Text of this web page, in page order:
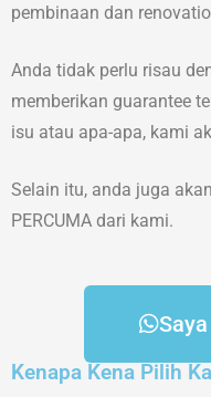
pembinaan dan
Anda tidak perlu risau
memberikan guarantee
isu atau apa-apa, kami
Selain itu, anda juga
PERCUMA dari kami.
Kenapa Kena Pilih